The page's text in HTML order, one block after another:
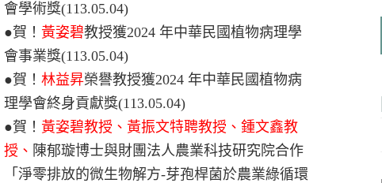
會學術獎(113.05.04)
●賀！ 黃姿碧教授獲2024 年中華民國植物病理學
會事業獎(113.05.04)
●賀！ 林益昇榮譽教授獲2024 年中華民國植物病
理學會終身貢獻獎(113.05.04)
●賀！ 黃姿碧教授、黃振文特聘教授、鍾文鑫教
授、 陳郁璇博士與財團法人農業科技研究院合作
「淨零排放的微生物解方-芽孢桿菌於農業綠循環